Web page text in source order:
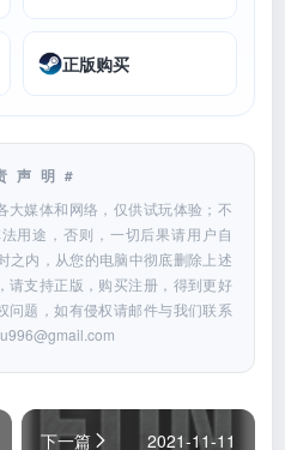
正版购买
声明#
大媒体和网络，仅供试玩体验；不
用途，否则，一切后果请用户自
之内，从您的电脑中彻底删除上述
请支持正版，购买注册，得到更好
问题，如有侵权请邮件与我们联系
下一篇 2021-11-11